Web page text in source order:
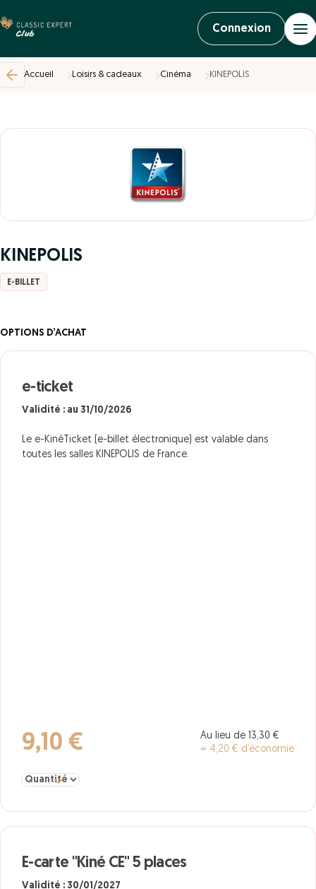
Connexion
Accueil Loisirs & cadeaux Cinéma KINEPOLIS
KINEPOLIS
E-BILLET
OPTIONS D’ACHAT
e-ticket
Validité : au 31/10/2026
Le e-KinéTicket (e-billet électronique) est valable dans
toutes les salles KINEPOLIS de France.
9,10 €
Au lieu de 13,30 €
= 4,20 € d’économie
Sélectionner la quantité pour e-ticket
E-carte "Kiné CE" 5 places
Validité : 30/01/2027